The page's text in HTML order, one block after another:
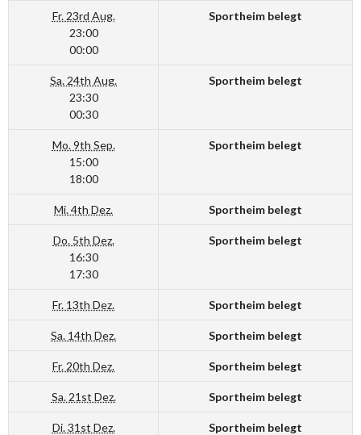
Fr. 23rd Aug.
23:00
00:00
Sportheim belegt
Sa. 24th Aug.
23:30
00:30
Sportheim belegt
Mo. 9th Sep.
15:00
18:00
Sportheim belegt
Mi. 4th Dez. Sportheim belegt
Do. 5th Dez.
16:30
17:30
Sportheim belegt
Fr. 13th Dez. Sportheim belegt
Sa. 14th Dez. Sportheim belegt
Fr. 20th Dez. Sportheim belegt
Sa. 21st Dez. Sportheim belegt
Di. 31st Dez.
Sportheim belegt